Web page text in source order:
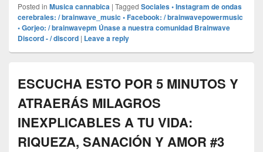
Posted in Musica cannabica | Tagged Sociales • Instagram de ondas
cerebrales: / brainwave_music • Facebook: / brainwavepowermusic
• Gorjeo: / brainwavepm Únase a nuestra comunidad Brainwave
Discord - / discord | Leave a reply
ESCUCHA ESTO POR 5 MINUTOS Y
ATRAERÁS MILAGROS
INEXPLICABLES A TU VIDA:
RIQUEZA, SANACIÓN Y AMOR #3